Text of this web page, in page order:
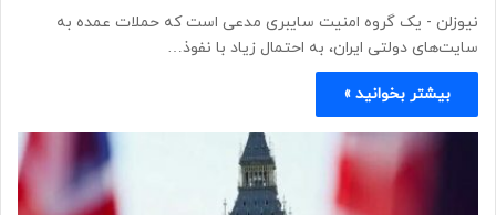
نیوزلن - یک گروه امنیت سایبری مدعی است که حملات عمده به
سایت‌های دولتی ایران، به احتمال زیاد با نفوذ…
بیشتر بخوانید »